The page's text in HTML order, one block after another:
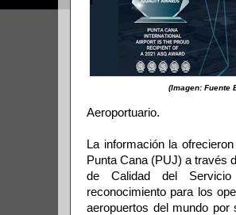
(Imagen: Fuente
Aeroportuario.
La información la
Punta Cana (PUJ) a través
de Calidad del Servicio
reconocimiento para los
aeropuertos del mundo